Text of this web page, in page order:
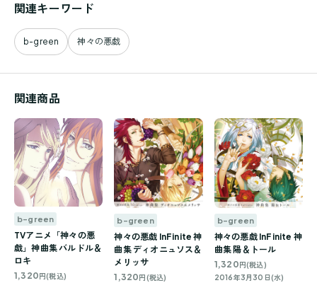
関連キーワード
b-green 神々の悪戯
関連商品
b-green
TVアニメ「神々の悪
戯」神曲集 バルドル＆
ロキ
1,320円(税込)
b-green
神々の悪戯 InFinite 神
曲集 ディオニュソス＆
メリッサ
1,320円(税込)
b-green
神々の悪戯 InFinite 神
曲集 陽＆トール
1,320円(税込)
2016年3月30日(水)